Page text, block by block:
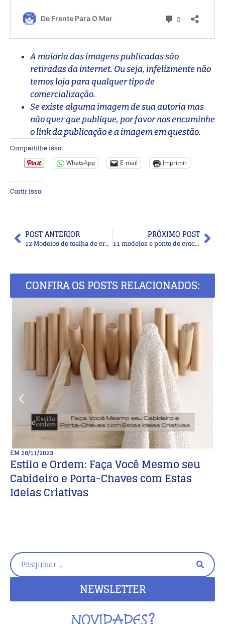
A maioria das imagens publicadas são
retiradas da internet. Ou seja, infelizmente não
temos loja para qualquer tipo de
comercialização.
Se existe alguma imagem de sua autoria mas
não quer que publique, por favor nos encaminhe
o link da publicação e a imagem em questão.
Compartilhe isso:
WhatsApp E-mail Imprimir
Curtir isso:
POST ANTERIOR
12 Modelos de toalha de crochê com gráfico
PRÓXIMO POST
11 modelos e ponto de crochê para blusas
CONFIRA OS POSTS RELACIONADOS:
EM28/11/2023
Estilo e Ordem: Faça Você Mesmo seu
Cabideiro e Porta-Chaves com Estas
Ideias Criativas
NEWSLETTER
NOVIDADES?